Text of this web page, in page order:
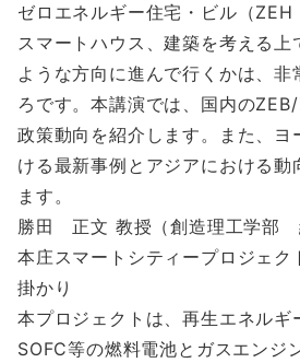
ゼロエネルギー住宅・ビル（ZEH
スマートハウス、建築を考える
ような方向に進んで行くかは、非
ろです。本講演では、国内のZEB/
政策動向を紹介します。また、ヨ
ける最新事例とアジアにおける動
ます。
勝田 正文 教授（創造理工学部
本庄スマートシティープロジェク
掛かり
本プロジェクトは、再生エネルギ
SOFC等の燃料電池とガスエンジ